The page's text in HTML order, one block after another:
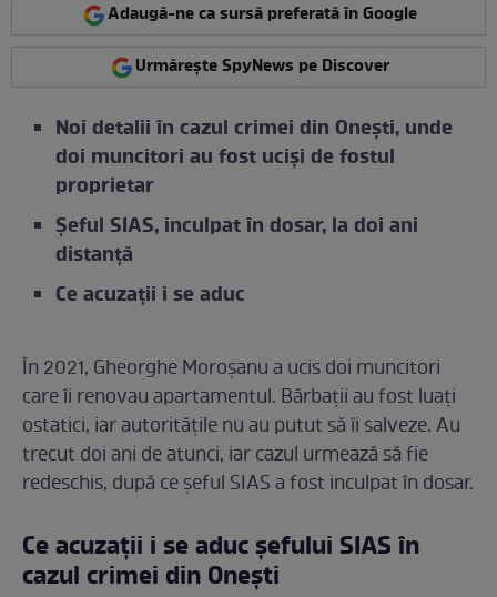
Adaugă-ne ca sursă preferată în Google
Urmărește SpyNews pe Discover
Noi detalii în cazul crimei din Onești, unde
doi muncitori au fost uciși de fostul
proprietar
Șeful SIAS, inculpat în dosar, la doi ani
distanță
Ce acuzații i se aduc
În 2021, Gheorghe Moroșanu a ucis doi muncitori
care îi renovau apartamentul. Bărbații au fost luați
ostatici, iar autoritățile nu au putut să îi salveze. Au
trecut doi ani de atunci, iar cazul urmează să fie
redeschis, după ce șeful SIAS a fost inculpat în dosar.
Ce acuzații i se aduc șefului SIAS în
cazul crimei din Onești